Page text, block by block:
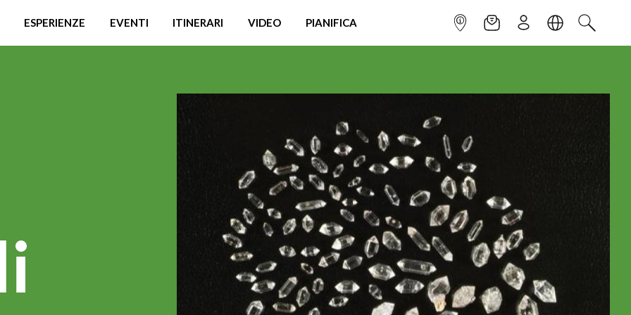
ESPERIENZE EVENTI ITINERARI VIDEO PIANIFICA INFOPOINTNEWSLETTER
ISCRIVITILINGUACERCA